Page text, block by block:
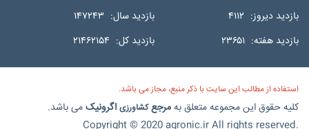
بازدید دیروز: ۴۱۱۲ بازدید سال: ۱۴۷۲۴۳
بازدید هفته: ۲۳۶۵۱ بازدید کل: ۲۱۴۶۲۱۵۴
استفاده از مطالب این سایت با ذکر منبع، مجاز می باشد.
کلیه حقوق این مجموعه متعلق بهمرجعکشاورزی اگرونیکمی باشد.
Copyright © 2020 agronic.ir All rights reserved.